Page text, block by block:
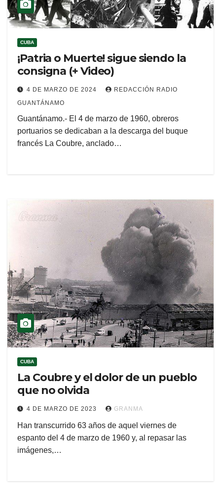
CUBA
¡Patria o Muerte! sigue siendo la
consigna (+ Video)
4 DE MARZO DE 2024
REDACCIÓN RADIO
GUANTÁNAMO
Guantánamo.- El 4 de marzo de 1960, obreros
portuarios se dedicaban a la descarga del buque
francés La Coubre, anclado…
CUBA
La Coubre y el dolor de un pueblo
que no olvida
4 DE MARZO DE 2023 GRANMA
Han transcurrido 63 años de aquel viernes de
espanto del 4 de marzo de 1960 y, al repasar las
imágenes,…